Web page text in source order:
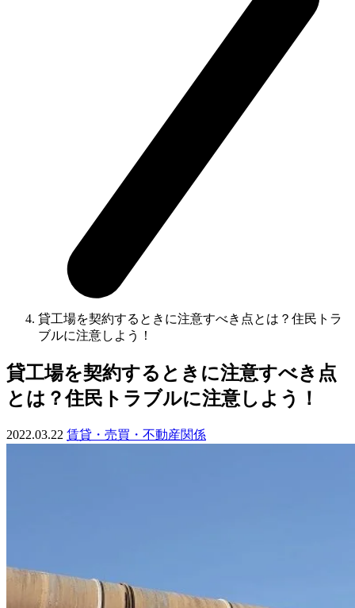
貸工場を契約するときに注意すべき点とは？住民トラ
ブルに注意しよう！
貸工場を契約するときに注意すべき点
とは？住民トラブルに注意しよう！
2022.03.22 賃貸・売買・不動産関係